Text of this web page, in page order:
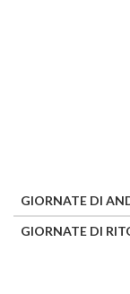
GIORNATE DI
GIORNATE DI